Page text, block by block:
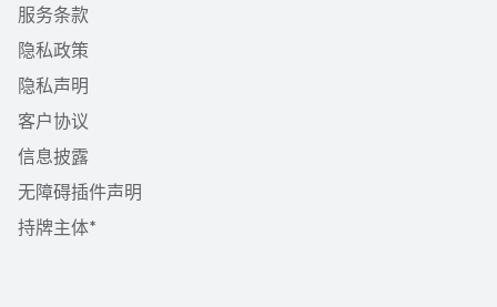
服务条款
隐私政策
隐私声明
客户协议
信息披露
无障碍插件声明
持牌主体*